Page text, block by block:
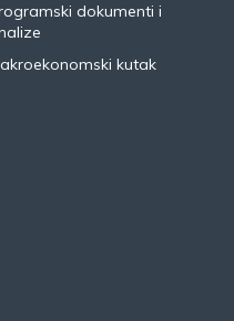
dokumenti i
kutak